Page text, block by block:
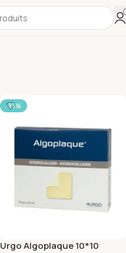
-33%
Urgo Algoplaque 10*10